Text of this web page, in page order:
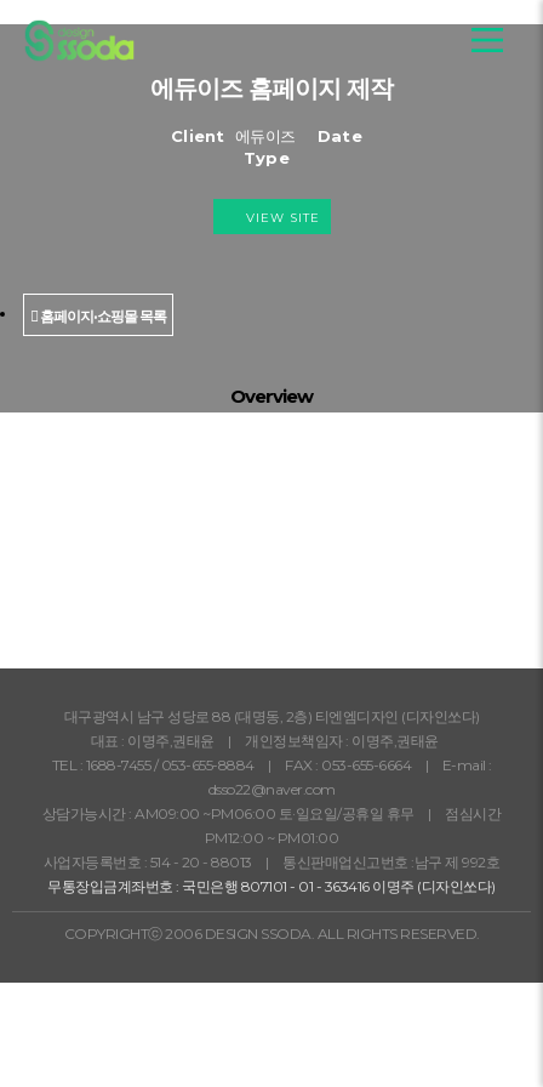
에듀이즈 홈페이지 제작
Client 에듀이즈
Date
Type
VIEW SITE
홈페이지·쇼핑몰 목록
Overview
대구광역시 남구 성당로 88 (대명동, 2층) 티엔엠디자인 (디자인쏘다)
대표 : 이명주,권태윤 | 개인정보책임자 : 이명주,권태윤
TEL : 1688-7455/ 053-655-8884| FAX : 053-655-6664 | E-mail :
dsso22@naver.com
상담가능시간 : AM09:00 ~PM06:00 토·일요일/공휴일 휴무 | 점심시간
PM12:00 ~ PM01:00
사업자등록번호 : 514 - 20 - 88013 | 통신판매업신고번호 :남구 제 992호
무통장입금계좌번호 : 국민은행 807101 - 01 - 363416 이명주 (디자인쏘다)
COPYRIGHTⓒ 2006 DESIGN SSODA. ALL RIGHTS RESERVED.